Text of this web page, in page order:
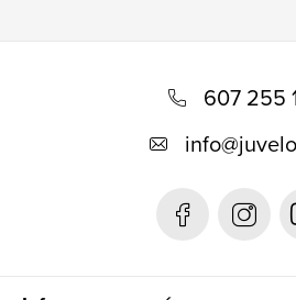
607 255
info@